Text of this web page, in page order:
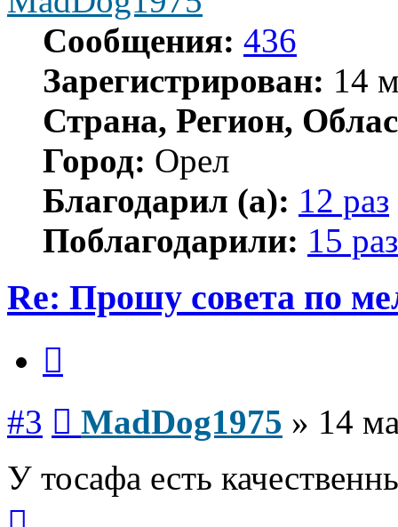
Сообщения: 436
Зарегистрирован: 14
Страна, Регион,
Город: Орел
Благодарил (а): 12 раз
Поблагодарили: 15 раз
Re: Прошу совета по
#3 MadDog1975 » 14
У тосафа есть